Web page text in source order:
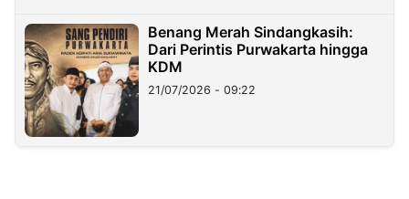
Benang Merah Sindangkasih:
Dari Perintis Purwakarta hingga
KDM
21/07/2026 - 09:22